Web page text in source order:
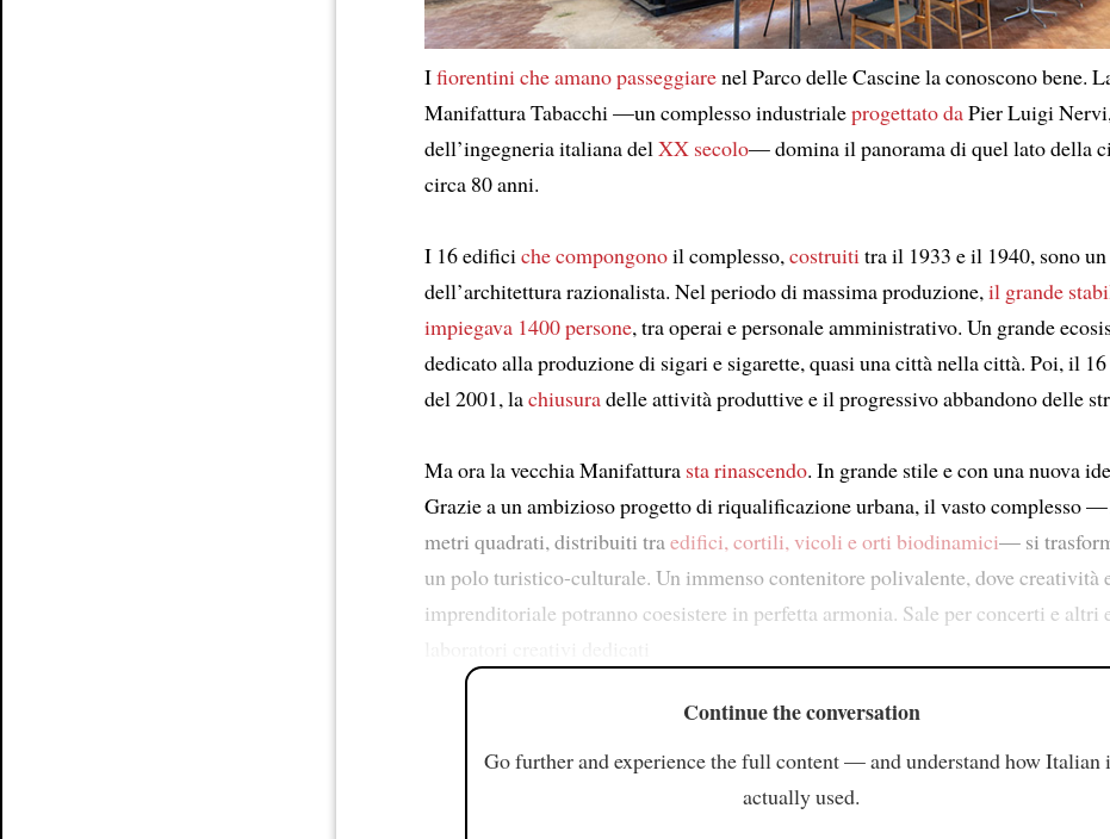
Ifiorentini che amano passeggiarenel Parco delle Cascine la conoscono bene.
Manifattura Tabacchi —un complesso industrialeprogettato daPier Luigi
dell’ingegneria italiana del XX secolo— domina il panorama di quel lato della
circa 80 anni.
I 16 edifici che compongonoil complesso, costruiti tra il 1933 e il 1940, sono un
dell’architettura razionalista. Nel periodo di massima produzione, il grande
impiegava 1400 persone, tra operai e personale amministrativo. Un grande
dedicato alla produzione di sigari e sigarette, quasi una città nella città. Poi, il
del 2001, lachiusuradelle attività produttive e il progressivo abbandono delle
Ma ora la vecchia Manifattura sta rinascendo. In grande stile e con una nuova
Grazie a un ambizioso progetto di riqualificazione urbana, il vasto complesso
metri quadrati, distribuiti tra edifici, cortili, vicoli e orti biodinamici— si
un polo turistico-culturale. Un immenso contenitore polivalente, dove creatività
imprenditoriale potranno coesistere in perfetta armonia. Sale per concerti e altri
Continue the conversation
Go further and experience the full content — and understand how Italian
actually used.